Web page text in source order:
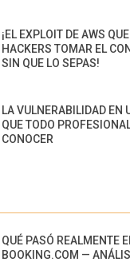
¡EL EXPLOIT DE AWS
HACKERS TOMAR EL
SIN QUE LO SEPAS!
LA VULNERABILIDAD EN
QUE TODO
CONOCER
QUÉ PASÓ REALMENTE
BOOKING.COM —